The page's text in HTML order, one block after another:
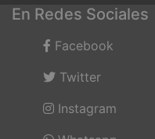
En Redes Sociales
Facebook
Twitter
Instagram